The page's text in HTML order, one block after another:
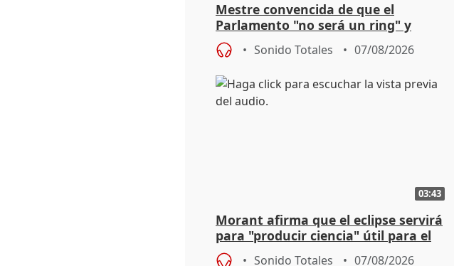
Mestre convencida de que el
Parlamento "no será un ring" y
defiende "estabilidad" del pacto con
Vox
Sonido Totales 07/08/2026
03:43
Morant afirma que el eclipse servirá
para "producir ciencia" útil para el
resto del mundo
Sonido Totales 07/08/2026